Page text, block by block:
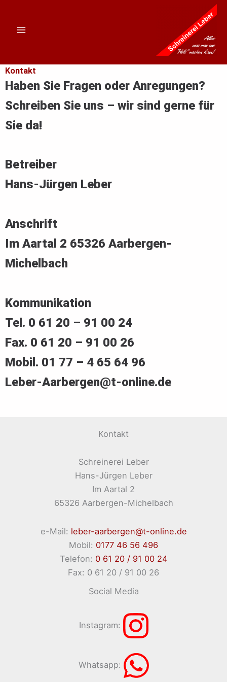
springen
Kontakt
Haben Sie Fragen oder Anregungen?
Schreiben Sie uns – wir sind gerne für
Sie da!
Betreiber
Hans-Jürgen Leber
Anschrift
Im Aartal 2 65326 Aarbergen-
Michelbach
Kommunikation
Tel. 0 61 20 – 91 00 24
Fax. 0 61 20 – 91 00 26
Mobil. 01 77 – 4 65 64 96
Leber-Aarbergen@t-online.de
Kontakt
Schreinerei Leber
Hans-Jürgen Leber
Im Aartal 2
65326 Aarbergen-Michelbach
e-Mail: leber-aarbergen@t-online.de
Mobil: 0177 46 56 496
Telefon: 0 61 20 / 91 00 24
Fax: 0 61 20 / 91 00 26
Social Media
Instagram:
Whatsapp: